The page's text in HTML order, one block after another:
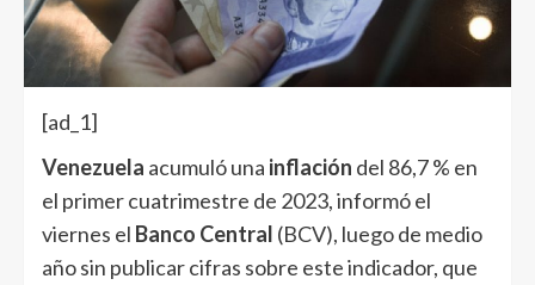
[ad_1]
Venezuela acumuló una inflación del 86,7 % en
el primer cuatrimestre de 2023, informó el
viernes el Banco Central (BCV), luego de medio
año sin publicar cifras sobre este indicador, que